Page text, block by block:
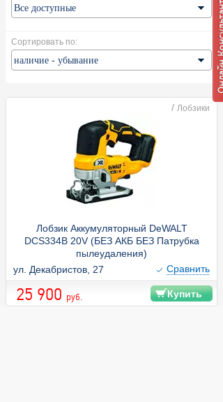
Сортировать по:
/ Лобзики
Лобзик Аккумуляторный DeWALT
DCS334B 20V (БЕЗ АКБ БЕЗ Патрубка
пылеудаления)
ул. Декабристов, 27
Cравнить
25 900 руб. Купить